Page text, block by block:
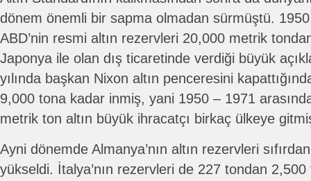
dönem önemli bir sapma olmadan sürmüştü. 1950
ABD’nin resmi altın rezervleri 20,000 metrik
Japonya ile olan dış ticaretinde verdiği büyük
yılında başkan Nixon altın penceresini
9,000 tona kadar inmiş, yani 1950 – 1971
metrik ton altın büyük ihracatçı birkaç ülkeye
Ayni dönemde Almanya’nın altın rezervleri
yükseldi. İtalya’nın rezervleri de 227 tondan 2,500